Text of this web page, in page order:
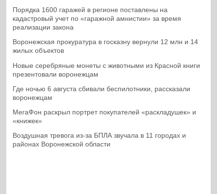
Порядка 1600 гаражей в регионе поставлены на
кадастровый учет по «гаражной амнистии» за время
реализации закона
Воронежская прокуратура в госказну вернули 12 млн и 14
жилых объектов
Новые серебряные монеты с животными из Красной книги
презентовали воронежцам
Где ночью 6 августа сбивали беспилотники, рассказали
воронежцам
МегаФон раскрыл портрет покупателей «раскладушек» и
«книжек»
Воздушная тревога из-за БПЛА звучала в 11 городах и
районах Воронежской области